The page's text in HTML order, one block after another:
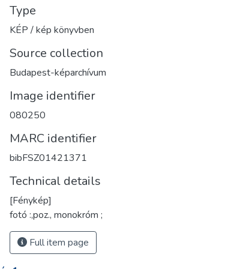
Type
KÉP / kép könyvben
Source collection
Budapest-képarchívum
Image identifier
080250
MARC identifier
bibFSZ01421371
Technical details
[Fénykép]
fotó :,poz., monokróm ;
Full item page